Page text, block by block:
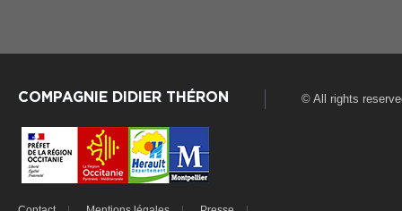
COMPAGNIE DIDIER THÉRON © All rights